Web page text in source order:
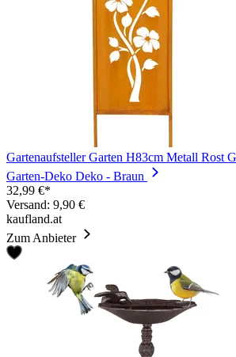
Gartenaufsteller Garten H83cm Metall Rost
Garten-Deko Deko - Braun
32,99 €*
Versand: 9,90 €
kaufland.at
Zum Anbieter